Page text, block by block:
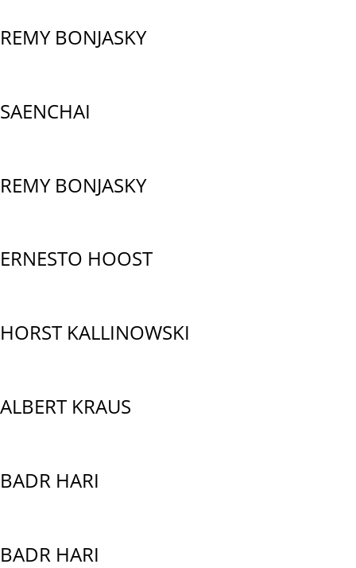
REMY BONJASKY
SAENCHAI
REMY BONJASKY
ERNESTO HOOST
HORST KALLINOWSKI
ALBERT KRAUS
BADR HARI
BADR HARI